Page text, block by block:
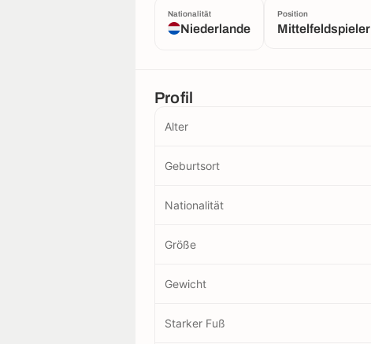
Nationalität
Niederlande
Position
Mittelfeldspieler
Profil
Alter
Geburtsort
Nationalität
Größe
Gewicht
Starker Fuß